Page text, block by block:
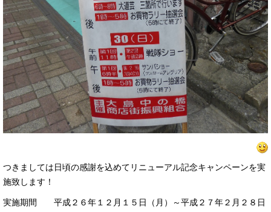
つきましては日頃の感謝を込めてリニューアル記念キャンペーンを実
施致します！
実施期間 平成２６年１２月１５日（月）～平成２７年２月２８日